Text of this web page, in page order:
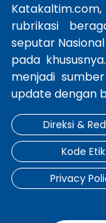
rubrikasi
seputar
pada
menjadi
update dengan
Direksi &
Kode Etik
Privacy